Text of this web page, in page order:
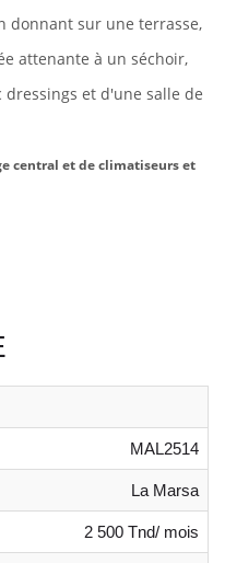
donnant sur une terrasse,
attenante à un séchoir,
dressings et d'une salle de
central et de climatiseurs et
MAL2514
La Marsa
2 500 Tnd/ mois